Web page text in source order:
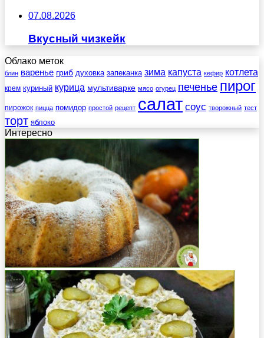
07.08.2026
Вкусный чизкейк
Облако меток
блин варенье гриб духовка запеканка зима капуста кефир котлета
крем куриный курица мультиварке мясо огурец печенье пирог
пирожок пицца помидор простой рецепт салат соус творожный тест
торт яблоко
Интересно